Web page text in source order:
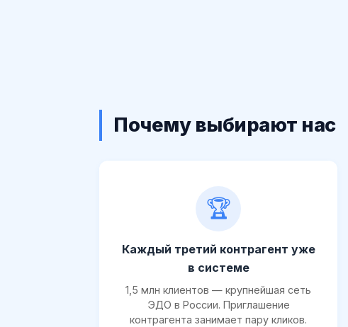
Почему выбирают нас
🏆
Каждый третий контрагент уже
в системе
1,5 млн клиентов — крупнейшая сеть
ЭДО в России. Приглашение
контрагента занимает пару кликов.